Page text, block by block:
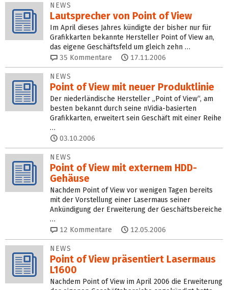
NEWS
Lautsprecher von Point of View
Im April dieses Jahres kündigte der bisher nur für
Grafikkarten bekannte Hersteller Point of View an,
das eigene Geschäftsfeld um gleich zehn …
35 Kommentare 17.11.2006
NEWS
Point of View mit neuer Produktlinie
Der niederländische Hersteller „Point of View“, am
besten bekannt durch seine nVidia-basierten
Grafikkarten, erweitert sein Geschäft mit einer Reihe
…
03.10.2006
NEWS
Point of View mit externem HDD-
Gehäuse
Nachdem Point of View vor wenigen Tagen bereits
mit der Vorstellung einer Lasermaus seiner
Ankündigung der Erweiterung der Geschäftsbereiche
…
12 Kommentare 12.05.2006
NEWS
Point of View präsentiert Lasermaus
L1600
Nachdem Point of View im April 2006 die Erweiterung